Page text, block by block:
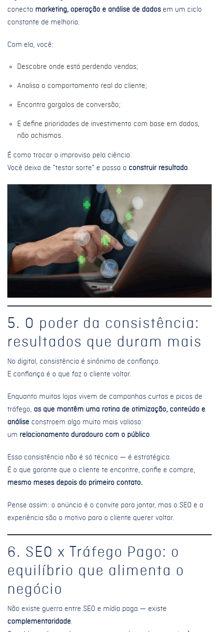
conecta marketing, operação e análise de dados em um ciclo
constante de melhoria.
Com ela, você:
Descobre onde está perdendo vendas;
Analisa o comportamento real do cliente;
Encontra gargalos de conversão;
E define prioridades de investimento com base em dados,
não achismos.
É como trocar o improviso pela ciência.
Você deixa de “testar sorte” e passa a construir resultado.
5. O poder da consistência:
resultados que duram mais
No digital, consistência é sinônimo de confiança.
E confiança é o que faz o cliente voltar.
Enquanto muitas lojas vivem de campanhas curtas e picos de
tráfego, as que mantêm uma rotina de otimização, conteúdo e
análise constroem algo muito mais valioso:
um relacionamento duradouro com o público.
Essa consistência não é só técnica — é estratégica.
É o que garante que o cliente te encontre, confie e compre,
mesmo meses depois do primeiro contato.
Pense assim: o anúncio é o convite para jantar, mas o SEO e a
experiência são o motivo para o cliente querer voltar.
6. SEO x Tráfego Pago: o
equilíbrio que alimenta o
negócio
Não existe guerra entre SEO e mídia paga — existe
complementaridade.